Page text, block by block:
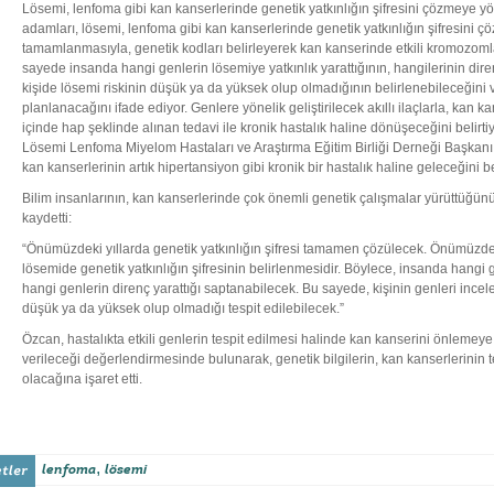
Lösemi, lenfoma gibi kan kanserlerinde genetik yatkınlığın şifresini çözmeye
adamları, lösemi, lenfoma gibi kan kanserlerinde genetik yatkınlığın şifresini
tamamlanmasıyla, genetik kodları belirleyerek kan kanserinde etkili
sayede insanda hangi genlerin lösemiye yatkınlık yarattığının, hangilerinin
kişide lösemi riskinin düşük ya da yüksek olup olmadığının
planlanacağını ifade ediyor. Genlere yönelik geliştirilecek akıllı ilaçlarla, kan
içinde hap şeklinde alınan tedavi ile kronik hastalık haline dönüşeceğini
Lösemi Lenfoma Miyelom Hastaları ve Araştırma Eğitim Birliği Derneği
kan kanserlerinin artık hipertansiyon gibi kronik bir hastalık haline geleceğini
Bilim insanlarının, kan kanserlerinde çok önemli genetik çalışmalar
kaydetti:
“Önümüzdeki yıllarda genetik yatkınlığın şifresi tamamen çözülecek.
lösemide genetik yatkınlığın şifresinin belirlenmesidir. Böylece, insanda hangi
hangi genlerin direnç yarattığı saptanabilecek. Bu sayede, kişinin genleri
düşük ya da yüksek olup olmadığı tespit edilebilecek.”
Özcan, hastalıkta etkili genlerin tespit edilmesi halinde kan kanserini önlemeye
verileceği değerlendirmesinde bulunarak, genetik bilgilerin, kan kanserlerinin
olacağına işaret etti.
lenfoma, lösemi